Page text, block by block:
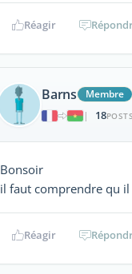
Réagir
Barns
Membre
|
18POSTS
Bonsoir
il faut comprendre qu
Réagir